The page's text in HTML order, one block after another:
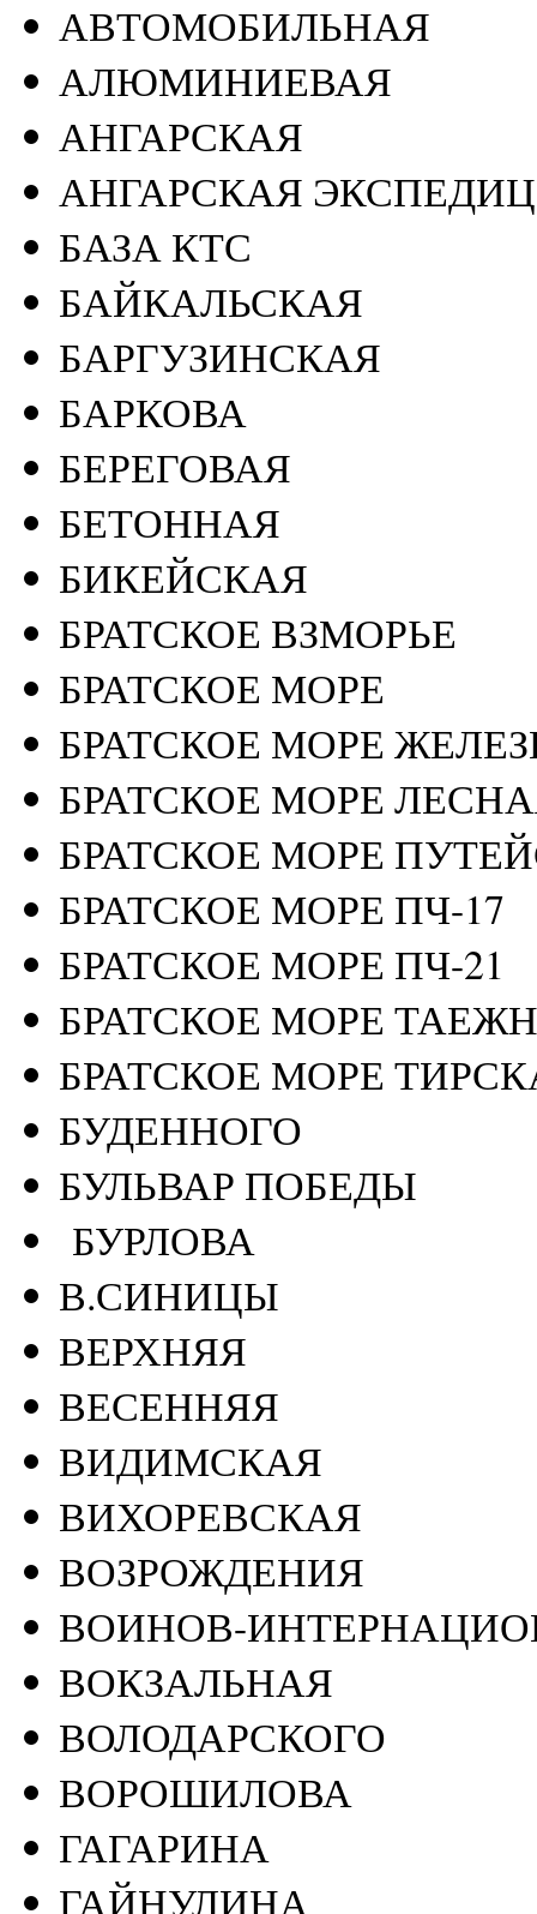
АВТОМОБИЛЬНАЯ
АЛЮМИНИЕВАЯ
АНГАРСКАЯ
АНГАРСКАЯ
БАЗА КТС
БАЙКАЛЬСКАЯ
БАРГУЗИНСКАЯ
БАРКОВА
БЕРЕГОВАЯ
БЕТОННАЯ
БИКЕЙСКАЯ
БРАТСКОЕ ВЗМОРЬЕ
БРАТСКОЕ МОРЕ
БРАТСКОЕ МОРЕ
БРАТСКОЕ МОРЕ
БРАТСКОЕ МОРЕ
БРАТСКОЕ МОРЕ ПЧ-17
БРАТСКОЕ МОРЕ ПЧ-21
БРАТСКОЕ МОРЕ
БРАТСКОЕ МОРЕ
БУДЕННОГО
БУЛЬВАР ПОБЕДЫ
БУРЛОВА
В.СИНИЦЫ
ВЕРХНЯЯ
ВЕСЕННЯЯ
ВИДИМСКАЯ
ВИХОРЕВСКАЯ
ВОЗРОЖДЕНИЯ
ВОИНОВ-
ВОКЗАЛЬНАЯ
ВОЛОДАРСКОГО
ВОРОШИЛОВА
ГАГАРИНА
ГАЙНУЛИНА